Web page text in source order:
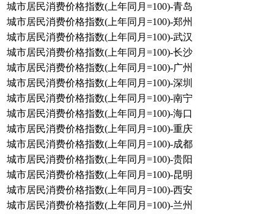
城市居民消费价格指数(上年同月=100)-青岛
城市居民消费价格指数(上年同月=100)-郑州
城市居民消费价格指数(上年同月=100)-武汉
城市居民消费价格指数(上年同月=100)-长沙
城市居民消费价格指数(上年同月=100)-广州
城市居民消费价格指数(上年同月=100)-深圳
城市居民消费价格指数(上年同月=100)-南宁
城市居民消费价格指数(上年同月=100)-海口
城市居民消费价格指数(上年同月=100)-重庆
城市居民消费价格指数(上年同月=100)-成都
城市居民消费价格指数(上年同月=100)-贵阳
城市居民消费价格指数(上年同月=100)-昆明
城市居民消费价格指数(上年同月=100)-西安
城市居民消费价格指数(上年同月=100)-兰州